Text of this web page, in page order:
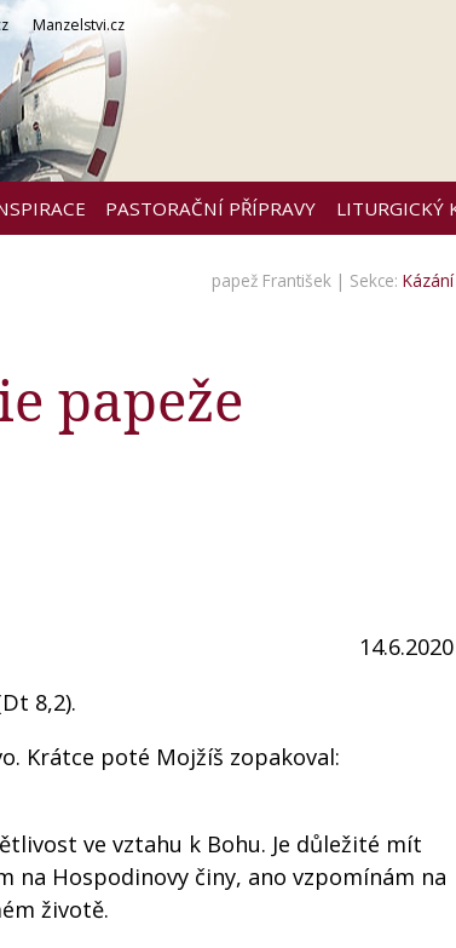
Manzelstvi.cz
PASTORAČNÍ PŘÍPRAVY LITURGICKÝ
papež František | Sekce: Kázání
papeže
14.6.2020
8,2).
Krátce poté Mojžíš zopakoval:
ve vztahu k Bohu. Je důležité mít
na Hospodinovy činy, ano vzpomínám na
životě.